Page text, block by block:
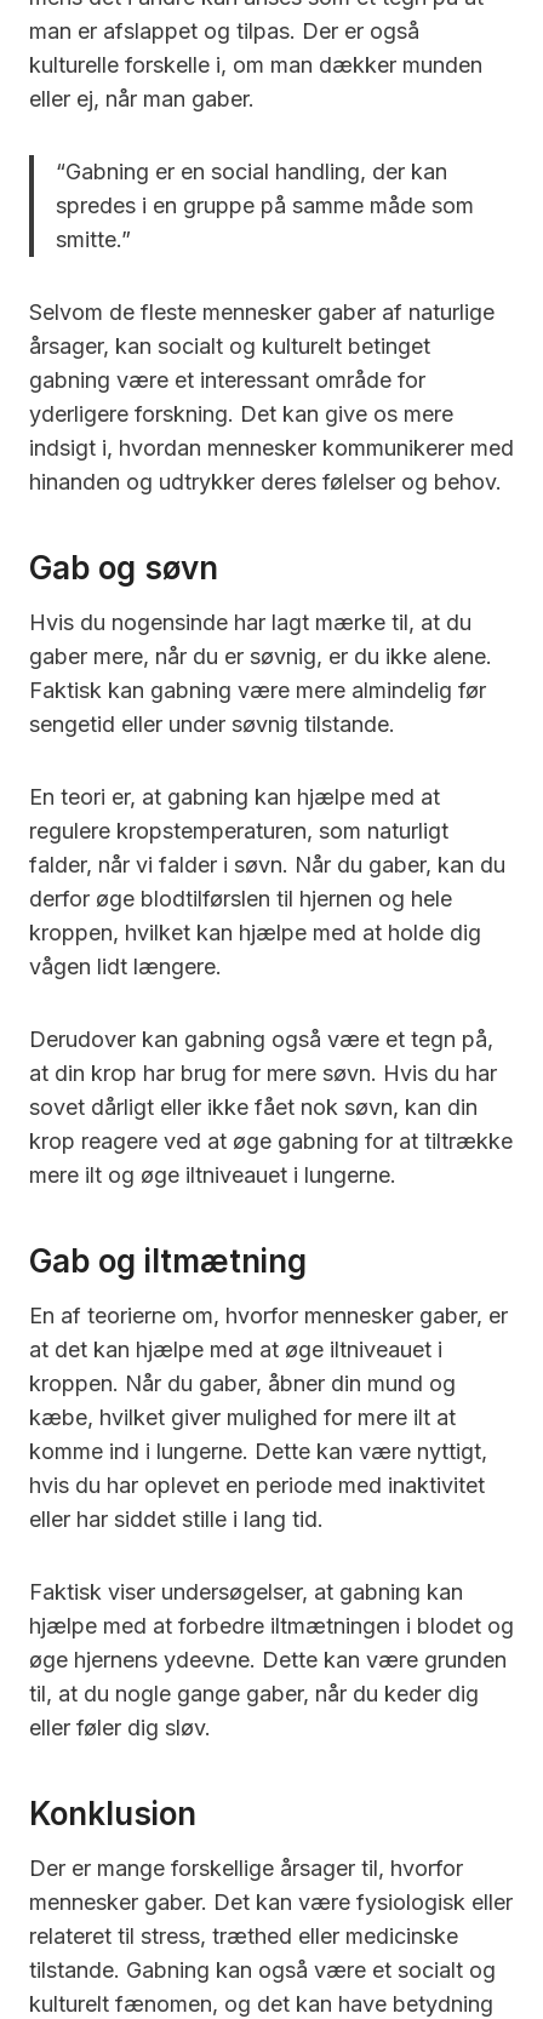
man er afslappet og tilpas. Der er også
kulturelle forskelle i, om man dækker munden
eller ej, når man gaber.
“Gabning er en social handling, der kan
spredes i en gruppe på samme måde som
smitte.”
Selvom de fleste mennesker gaber af naturlige
årsager, kan socialt og kulturelt betinget
gabning være et interessant område for
yderligere forskning. Det kan give os mere
indsigt i, hvordan mennesker kommunikerer med
hinanden og udtrykker deres følelser og behov.
Gab og søvn
Hvis du nogensinde har lagt mærke til, at du
gaber mere, når du er søvnig, er du ikke alene.
Faktisk kan gabning være mere almindelig før
sengetid eller under søvnig tilstande.
En teori er, at gabning kan hjælpe med at
regulere kropstemperaturen, som naturligt
falder, når vi falder i søvn. Når du gaber, kan du
derfor øge blodtilførslen til hjernen og hele
kroppen, hvilket kan hjælpe med at holde dig
vågen lidt længere.
Derudover kan gabning også være et tegn på,
at din krop har brug for mere søvn. Hvis du har
sovet dårligt eller ikke fået nok søvn, kan din
krop reagere ved at øge gabning for at tiltrække
mere ilt og øge iltniveauet i lungerne.
Gab og iltmætning
En af teorierne om, hvorfor mennesker gaber, er
at det kan hjælpe med at øge iltniveauet i
kroppen. Når du gaber, åbner din mund og
kæbe, hvilket giver mulighed for mere ilt at
komme ind i lungerne. Dette kan være nyttigt,
hvis du har oplevet en periode med inaktivitet
eller har siddet stille i lang tid.
Faktisk viser undersøgelser, at gabning kan
hjælpe med at forbedre iltmætningen i blodet og
øge hjernens ydeevne. Dette kan være grunden
til, at du nogle gange gaber, når du keder dig
eller føler dig sløv.
Konklusion
Der er mange forskellige årsager til, hvorfor
mennesker gaber. Det kan være fysiologisk eller
relateret til stress, træthed eller medicinske
tilstande. Gabning kan også være et socialt og
kulturelt fænomen, og det kan have betydning